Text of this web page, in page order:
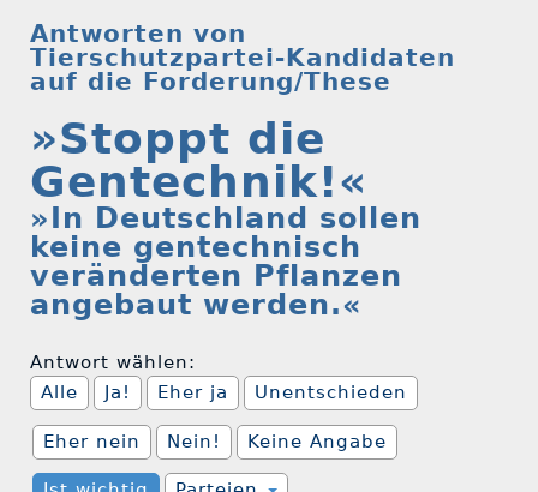
Antworten von
Tierschutzpartei-Kandidaten
auf die Forderung/These
»Stoppt die
Gentechnik!«
»In Deutschland sollen
keine gentechnisch
veränderten Pflanzen
angebaut werden.«
Antwort wählen:
Alle
Ja! Eher ja Unentschieden
Eher nein Nein! Keine Angabe